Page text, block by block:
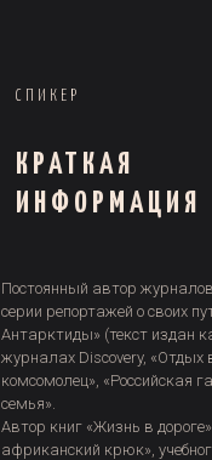
СПИКЕР
КРАТКАЯ
ИНФОРМАЦИЯ
Постоянный автор
серии репортажей о своих
Антарктиды» (текст издан
журналах Discovery, «Отдых
комсомолец», «Российская
семья».
Автор книг «Жизнь в
африканский крюк»,